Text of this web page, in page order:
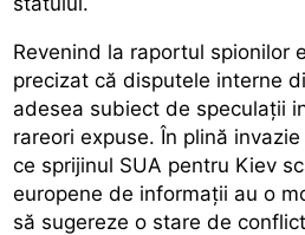
Revenind la raportul spionilor
precizat că disputele interne
adesea subiect de speculații
rareori expuse. În plină
ce sprijinul SUA pentru Kiev
europene de informații au o
să sugereze o stare de